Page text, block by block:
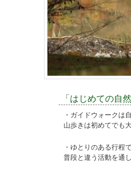
「はじめての自
・ガイドウォークは
山歩きは初めてでも
・ゆとりのある行程
普段と違う活動を通